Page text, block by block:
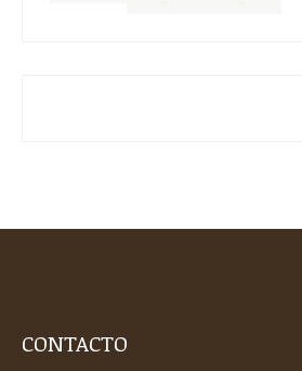
CONTACTO